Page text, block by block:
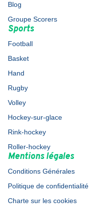
Blog
Groupe Scorers
Sports
Football
Basket
Hand
Rugby
Volley
Hockey-sur-glace
Rink-hockey
Roller-hockey
Mentions légales
Conditions Générales
Politique de confidentialité
Charte sur les cookies